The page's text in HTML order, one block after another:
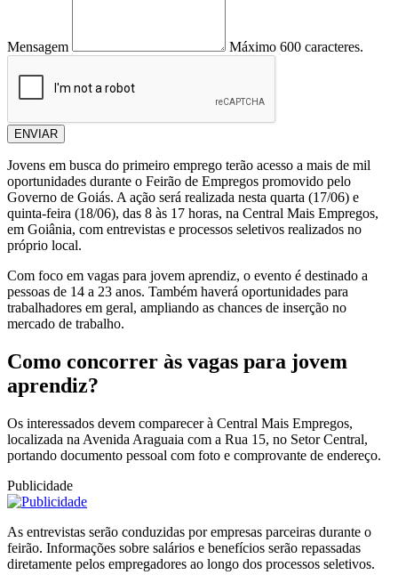
Mensagem Máximo 600 caracteres.
ENVIAR
Jovens em busca do primeiro emprego terão acesso a mais de mil
oportunidades durante o Feirão de Empregos promovido pelo
Governo de Goiás. A ação será realizada nesta quarta (17/06) e
quinta-feira (18/06), das 8 às 17 horas, na Central Mais Empregos,
em Goiânia, com entrevistas e processos seletivos realizados no
próprio local.
Com foco em vagas para jovem aprendiz, o evento é destinado a
pessoas de 14 a 23 anos. Também haverá oportunidades para
trabalhadores em geral, ampliando as chances de inserção no
mercado de trabalho.
Como concorrer às vagas para jovem
aprendiz?
Os interessados devem comparecer à Central Mais Empregos,
localizada na Avenida Araguaia com a Rua 15, no Setor Central,
portando documento pessoal com foto e comprovante de endereço.
Publicidade
As entrevistas serão conduzidas por empresas parceiras durante o
feirão. Informações sobre salários e benefícios serão repassadas
diretamente pelos empregadores ao longo dos processos seletivos.